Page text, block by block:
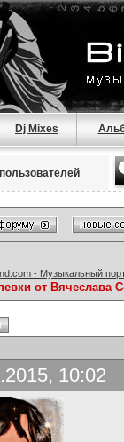
Dj Mixes
- Музыкальный
от Вячеслава
10:02